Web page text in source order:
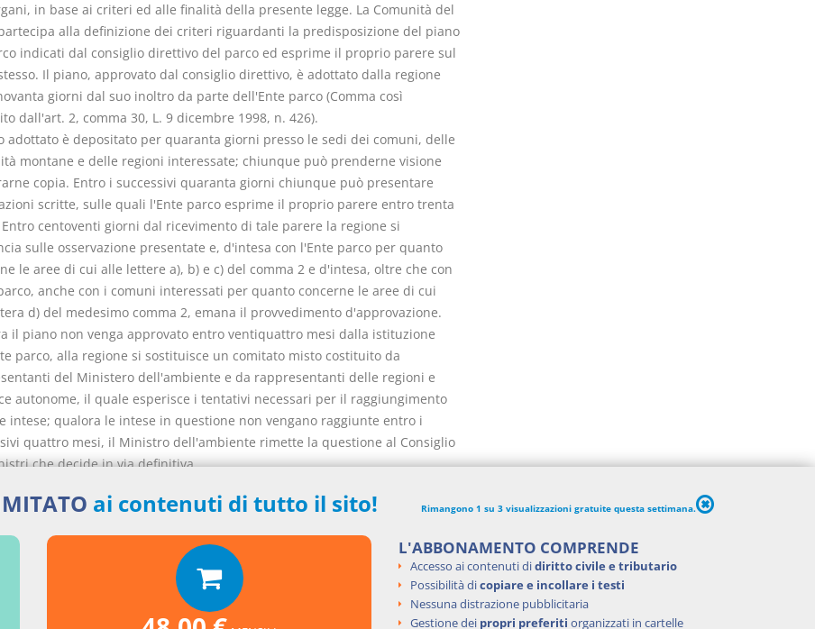
in base ai criteri ed alle finalità della presente legge. La Comunità del
alla definizione dei criteri riguardanti la predisposizione del piano
indicati dal consiglio direttivo del parco ed esprime il proprio parere sul
Il piano, approvato dal consiglio direttivo, è adottato dalla regione
giorni dal suo inoltro da parte dell'Ente parco (Comma così
dall'art. 2, comma 30, L. 9 dicembre 1998, n. 426).
adottato è depositato per quaranta giorni presso le sedi dei comuni, delle
montane e delle regioni interessate; chiunque può prenderne visione
copia. Entro i successivi quaranta giorni chiunque può presentare
scritte, sulle quali l'Ente parco esprime il proprio parere entro trenta
centoventi giorni dal ricevimento di tale parere la regione si
sulle osservazione presentate e, d'intesa con l'Ente parco per quanto
le aree di cui alle lettere a), b) e c) del comma 2 e d'intesa, oltre che con
anche con i comuni interessati per quanto concerne le aree di cui
d) del medesimo comma 2, emana il provvedimento d'approvazione.
il piano non venga approvato entro ventiquattro mesi dalla istituzione
parco, alla regione si sostituisce un comitato misto costituito da
del Ministero dell'ambiente e da rappresentanti delle regioni e
autonome, il quale esperisce i tentativi necessari per il raggiungimento
intese; qualora le intese in questione non vengano raggiunte entro i
quattro mesi, il Ministro dell'ambiente rimette la questione al Consiglio
che decide in via definitiva.
inadempiente il Ministro dell'ambiente, che provvede nei
è modificato con la stessa procedura necessaria alla sua approvazione ed
con identica modalità almeno ogni dieci anni.
ha effetto di dichiarazione di pubblico generale interesse e di urgenza e
per gli interventi in esso previsti e sostituisce ad ogni livello i piani
ai contenuti di tutto il sito! Rimangono 1 su 3 visualizzazioni gratuite questa settimana.
L'ABBONAMENTO COMPRENDE
Accesso ai contenuti didiritto civile e tributario
Possibilità dicopiare e incollare i testi
Nessuna distrazione pubblicitaria
Gestione dei propri preferiti organizzati in cartelle